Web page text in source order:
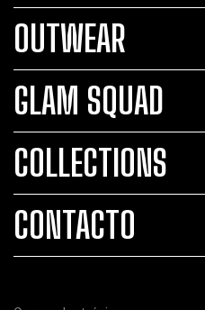
OUTWEAR
GLAM SQUAD
COLLECTIONS
CONTACTO